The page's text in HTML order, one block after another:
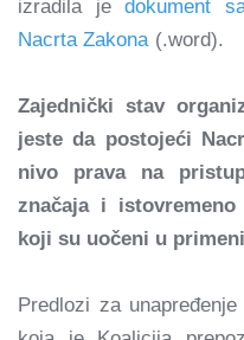
izradila je dokument
Nacrta Zakona (.word).
Zajednički stav
jeste da postojeći
nivo prava na
značaja i
koji su uočeni u
Predlozi za